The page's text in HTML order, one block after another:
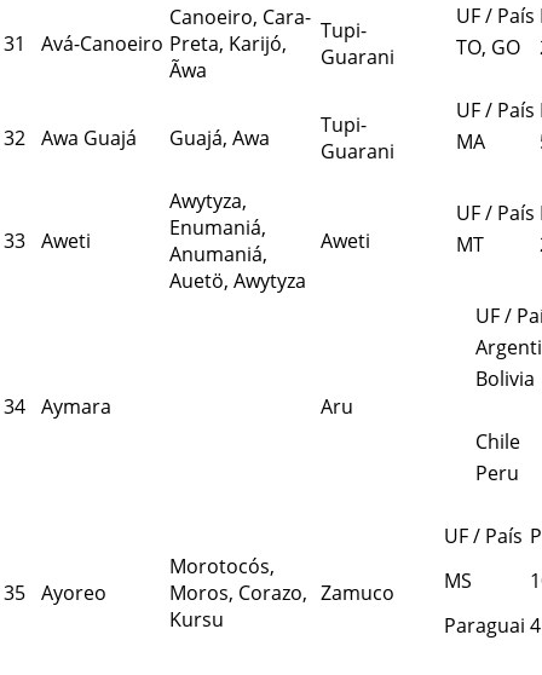
31 Avá-Canoeiro
Canoeiro, Cara-
Preta, Karijó,
Ãwa
Tupi-
Guarani
UF / País
TO, GO
32 Awa Guajá Guajá, Awa
Tupi-
Guarani
UF / País
MA
33 Aweti
Awytyza,
Enumaniá,
Anumaniá,
Auetö, Awytyza
Aweti
UF / País
MT
34 Aymara Aru
UF /
Bolivia
Chile
Peru
35 Ayoreo
Morotocós,
Moros, Corazo,
Kursu
Zamuco
UF / País
MS
Paraguai